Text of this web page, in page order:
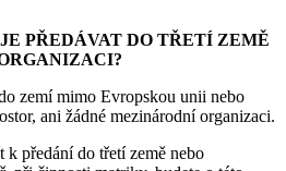
PŘEDÁVAT DO TŘETÍ ZEMĚ
zemí mimo Evropskou unii nebo
ani žádné mezinárodní organizaci.
předání do třetí země nebo